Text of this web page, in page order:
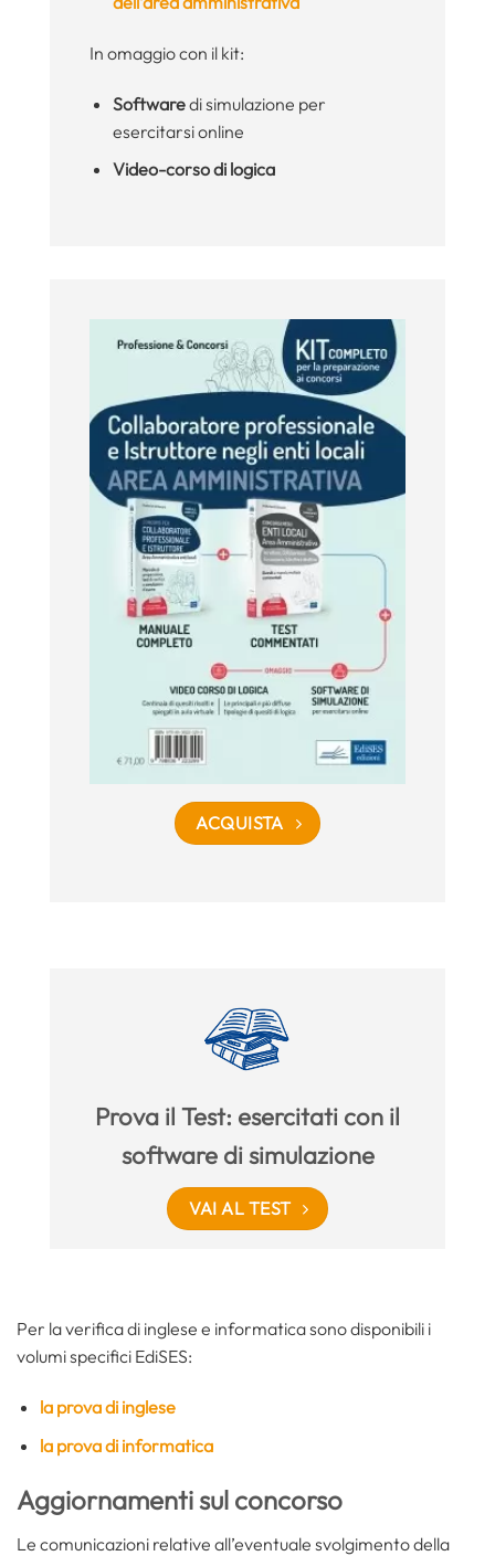
In omaggio con il kit:
Softwaredi simulazione per
esercitarsi online
Video-corso di logica
ACQUISTA
Prova il Test: esercitati con il
software di simulazione
VAI AL TEST
Per la verifica di inglese e informatica sono disponibili i
volumi specifici EdiSES:
la prova di inglese
la prova di informatica
Aggiornamenti sul concorso
Le comunicazioni relative all’eventuale svolgimento della